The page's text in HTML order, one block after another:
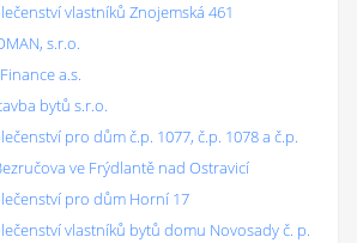
vlastníků Znojemská 461
s.r.o.
a.s.
bytů s.r.o.
pro dům č.p. 1077, č.p. 1078 a č.p.
ve Frýdlantě nad Ostravicí
pro dům Horní 17
vlastníků bytů domu Novosady č. p.